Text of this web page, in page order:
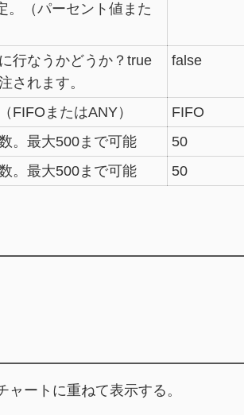
。（パーセント値また
行なうかどうか？true
されます。
false
FIFOまたはANY）
FIFO
。最大500まで可能
50
。最大500まで可能 50
ートに重ねて表示する。